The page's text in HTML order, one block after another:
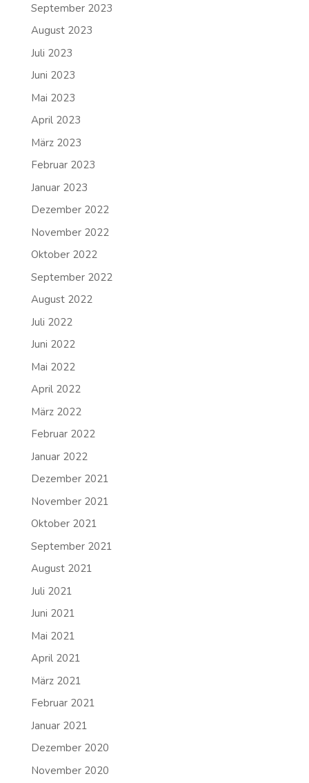
September 2023
August 2023
Juli 2023
Juni 2023
Mai 2023
April 2023
März 2023
Februar 2023
Januar 2023
Dezember 2022
November 2022
Oktober 2022
September 2022
August 2022
Juli 2022
Juni 2022
Mai 2022
April 2022
März 2022
Februar 2022
Januar 2022
Dezember 2021
November 2021
Oktober 2021
September 2021
August 2021
Juli 2021
Juni 2021
Mai 2021
April 2021
März 2021
Februar 2021
Januar 2021
Dezember 2020
November 2020